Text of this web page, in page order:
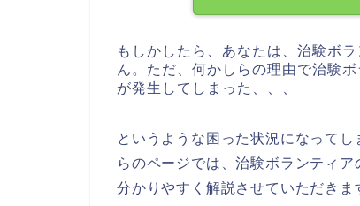
もしかしたら、あなたは、治験ボ
ん。ただ、何かしらの理由で治験
が発生してしまった、、、
というような困った状況になって
らのページでは、治験ボランティ
分かりやすく解説させていただきま